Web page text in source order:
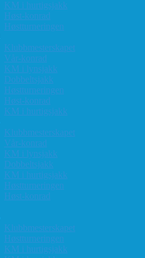
KM i hurtigsjakk
Høst-konrad
Høstturneringen
Klubbmesterskapet
Vår-konrad
KM i lynsjakk
Dobbeltsjakk
Høstturneringen
Høst-konrad
KM i hurtigsjakk
Klubbmesterskapet
Vår-konrad
KM i lynsjakk
Dobbeltsjakk
KM i hurtigsjakk
Høstturneringen
Høst-konrad
Klubbmesterskapet
Høstturneringen
KM i hurtigsjakk